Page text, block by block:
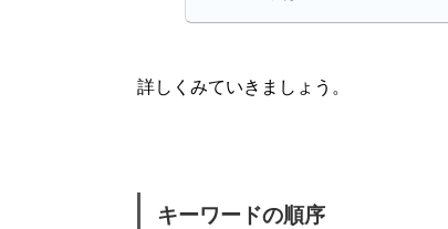
詳しくみていきましょう。
キーワードの順序